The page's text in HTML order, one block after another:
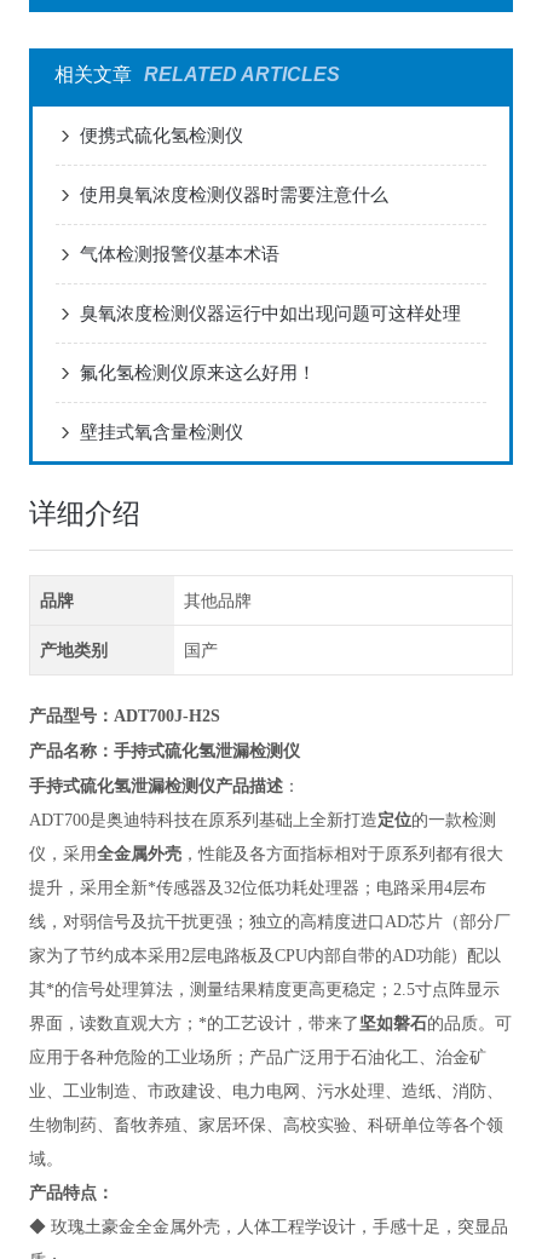
相关文章 RELATED ARTICLES
便携式硫化氢检测仪
使用臭氧浓度检测仪器时需要注意什么
气体检测报警仪基本术语
臭氧浓度检测仪器运行中如出现问题可这样处理
氟化氢检测仪原来这么好用！
壁挂式氧含量检测仪
详细介绍
品牌 其他品牌
产地类别 国产
产品型号：ADT700J-H2S
产品名称： 手持式硫化氢泄漏检测仪
手持式硫化氢泄漏检测仪产品描述：
ADT700是奥迪特科技在原系列基础上全新打造定位的一款检测
仪，采用全金属外壳，性能及各方面指标相对于原系列都有很大
提升，采用全新*传感器及32位低功耗处理器；电路采用4层布
线，对弱信号及抗干扰更强；独立的高精度进口AD芯片（部分厂
家为了节约成本采用2层电路板及CPU内部自带的AD功能）配以
其*的信号处理算法，测量结果精度更高更稳定；2.5寸点阵显示
界面，读数直观大方；*的工艺设计，带来了 坚如磐石的品质。可
应用于各种危险的工业场所；产品广泛用于石油化工、治金矿
业、工业制造、市政建设、电力电网、污水处理、造纸、消防、
生物制药、畜牧养殖、家居环保、高校实验、科研单位等各个领
域。
产品特点：
◆ 玫瑰土豪金全金属外壳，人体工程学设计，手感十足，突显品